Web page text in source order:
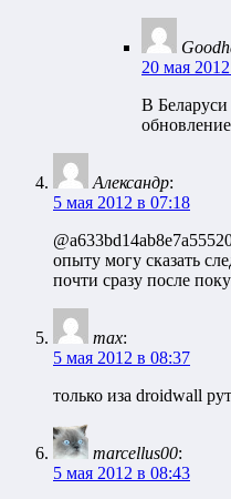
20 мая
В
Александр:
5 мая 2012 в 07:18
опыту могу сказать
почти сразу после
max:
5 мая 2012 в 08:37
только иза droidwall
marcellus00:
5 мая 2012 в 08:43